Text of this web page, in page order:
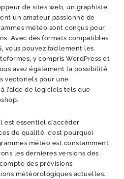
de sites web, un graphiste
un amateur passionné de
météo sont conçus pour
Avec des formats compatibles
vous pouvez facilement les
y compris WordPress et
avez également la possibilité
vectoriels pour une
l’aide de logiciels tels que
est essentiel d’accéder
de qualité, c’est pourquoi
météo est constamment
les dernières versions des
des prévisions
météorologiques actuelles.